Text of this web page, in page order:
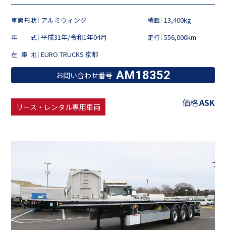
車両形状 アルミウィング 積載 13,400kg
年式 平成31年/令和1年04月 走行 556,000km
在庫地 EURO TRUCKS 京都
お問い合わせ番号 AM18352
リース・レンタル専用車両 価格ASK